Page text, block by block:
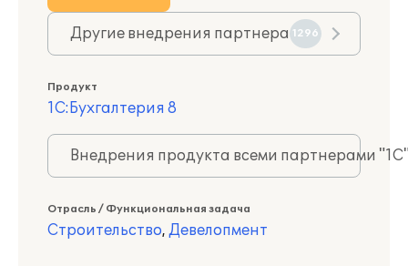
Другие внедрения партнера 1296
Продукт
1С:Бухгалтерия 8
Внедрения продукта всеми партнерами
Отрасль / Функциональная задача
Строительство, Девелопмент